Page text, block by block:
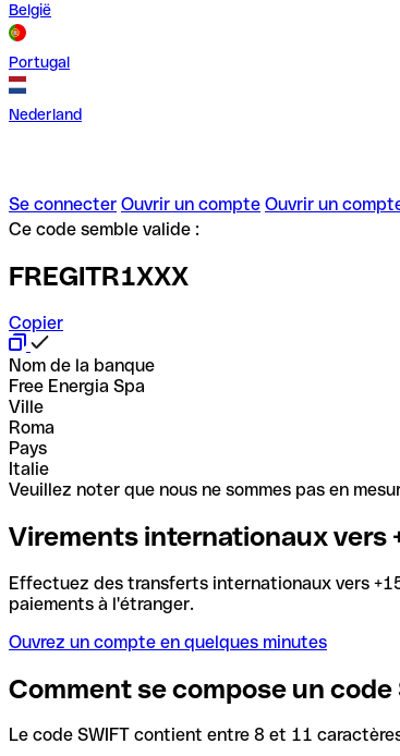
België
Portugal
Nederland
Se connecter Ouvrir un compte Ouvrir un
Ce code semble valide :
FREGITR1XXX
Copier
Nom de la banque
Free Energia Spa
Ville
Roma
Pays
Italie
Veuillez noter que nous ne sommes pas en
Virements internationaux vers
Effectuez des transferts internationaux vers
paiements à l'étranger.
Ouvrez un compte en quelques minutes
Comment se compose un code
Le code SWIFT contient entre 8 et 11